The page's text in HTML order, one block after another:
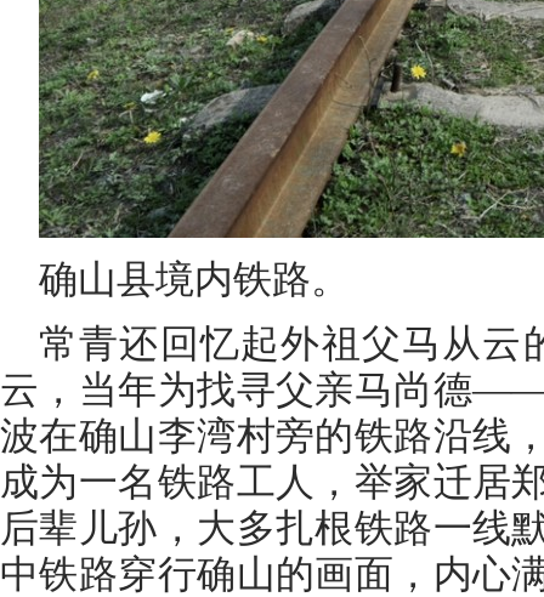
确山县境内铁路。
常青还回忆起外祖父马从云
云，当年为找寻父亲马尚德
波在确山李湾村旁的铁路沿线
成为一名铁路工人，举家迁居
后辈儿孙，大多扎根铁路一线
中铁路穿行确山的画面，内心